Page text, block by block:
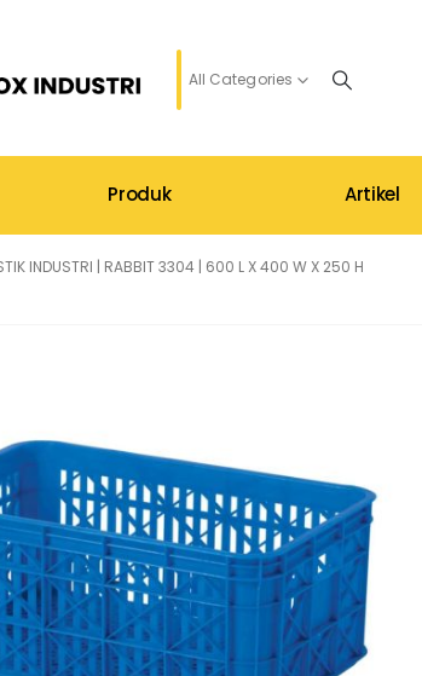
All Categories
Produk Artikel
INDUSTRI | RABBIT 3304 | 600 L X 400 W X 250 H